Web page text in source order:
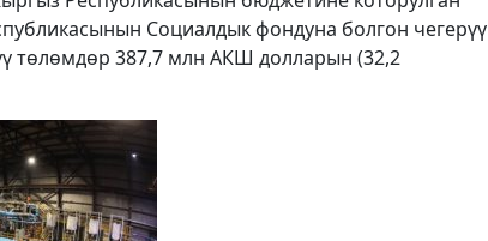
Социалдык фондуна болгон чегерүү
төлөмдөр 387,7 млн ​​АКШ долларын (32,2